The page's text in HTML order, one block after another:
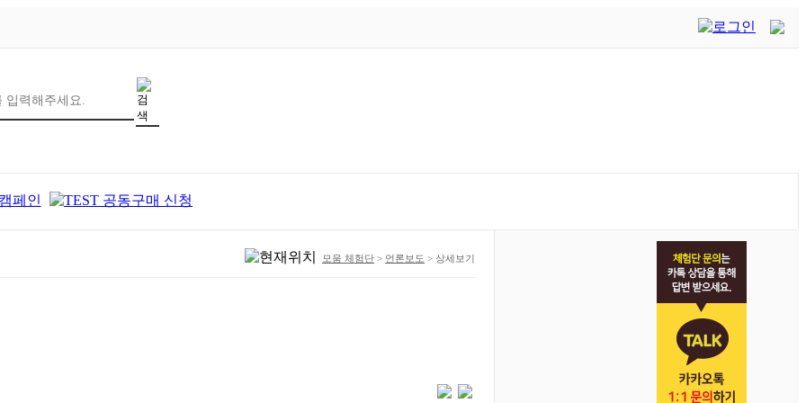
모움 체험단 > 언론보도 > 상세보기